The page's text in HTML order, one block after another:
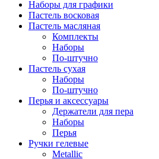
Наборы для графики
Пастель восковая
Пастель масляная
Комплекты
Наборы
По-штучно
Пастель сухая
Наборы
По-штучно
Перья и аксессуары
Держатели для пера
Наборы
Перья
Ручки гелевые
Metallic